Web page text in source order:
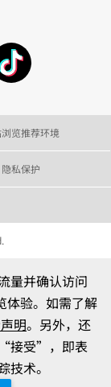
量并确认访问
体验。如需了解
明。另外，还
接受”，即表
术。
览推荐环境
隐私保护